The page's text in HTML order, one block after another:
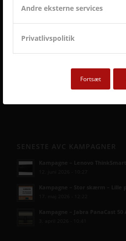
Andre eksterne services
Privatlivspolitik
Fortsæt